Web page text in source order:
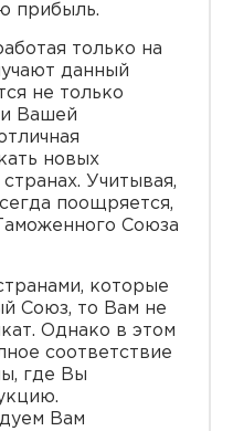
прибыль.
только на
данный
не только
Вашей
новых
Учитывая,
поощряется,
Союза
которые
Союз, то Вам не
Однако в этом
соответствие
где Вы
Вам